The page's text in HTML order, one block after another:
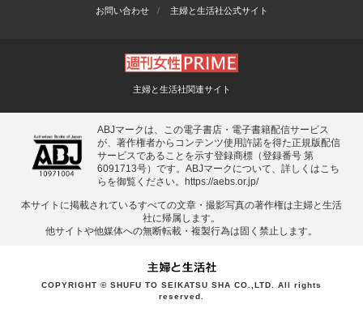
お問い合わせ
主婦と生活社公式サイト
主婦と生活社関連サイト
ABJマークは、この電子書店・電子書籍配信サービス
が、著作権者からコンテンツ使用許諾を得た正規版配信
サービスであることを示す登録商標（登録番号 第
6091713号）です。ABJマークについて、詳しくはこち
らを御覧ください。
https://aebs.or.jp/
本サイトに掲載されているすべての⽂章・撮影写真の著作権は主婦と⽣活
社に帰属します。
他サイトや他媒体への無断転載・複製⾏為は固く禁⽌します。
COPYRIGHT © SHUFU TO SEIKATSU SHA CO.,LTD. All rights
reserved.